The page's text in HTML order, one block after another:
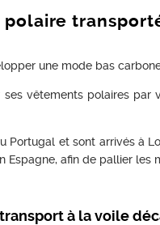
une mode bas
ses vêtements polaires
Portugal et sont arrivés à
Espagne, afin de pallier les
à la voile